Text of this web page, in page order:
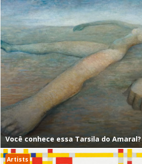
Você conhece essa Tarsila do Amaral?
Artists